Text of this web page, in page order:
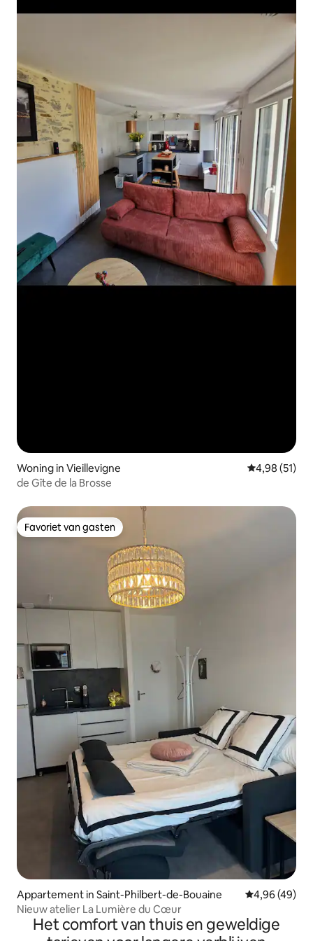
Woning in Vieillevigne Gemiddelde
4,98 (51)
de Gîte de la Brosse
Favoriet van gasten
Favoriet van gasten
Appartement in Saint-Philbert-de-Bouaine Gemiddelde
4,96 (49)
Nieuw atelier La Lumière du Cœur
Het comfort van thuis en geweldige